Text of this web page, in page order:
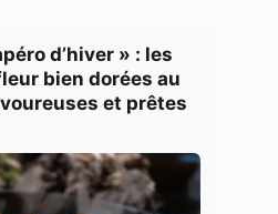
d’hiver » : les
bien dorées au
et prêtes